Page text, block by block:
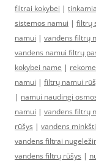
filtrai kokybei |
sistemos namui | filtrų
namui | vandens filtrų
vandens namui filtrų
kokybei name |
namui | filtrų namui
| namui naudingi
namui | vandens filtrų
rūšys | vandens
vandens filtrai
vandens filtrų rūšys |